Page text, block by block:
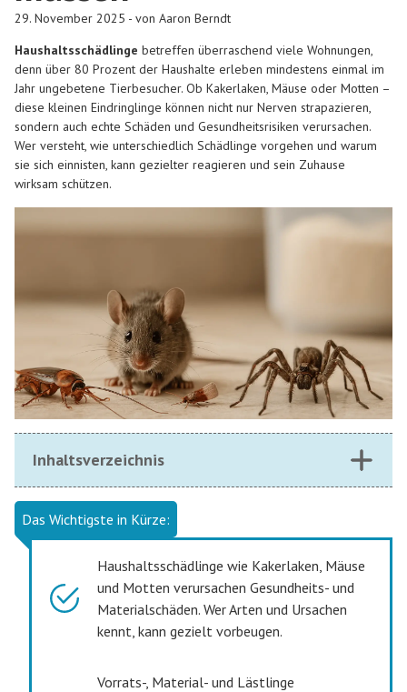
29. November 2025 - von Aaron Berndt
Haushaltsschädlinge betreffen überraschend viele Wohnungen,
denn über 80 Prozent der Haushalte erleben mindestens einmal im
Jahr ungebetene Tierbesucher. Ob Kakerlaken, Mäuse oder Motten –
diese kleinen Eindringlinge können nicht nur Nerven strapazieren,
sondern auch echte Schäden und Gesundheitsrisiken verursachen.
Wer versteht, wie unterschiedlich Schädlinge vorgehen und warum
sie sich einnisten, kann gezielter reagieren und sein Zuhause
wirksam schützen.
Inhaltsverzeichnis
Das Wichtigste in Kürze:
Haushaltsschädlinge wie Kakerlaken, Mäuse
und Motten verursachen Gesundheits- und
Materialschäden. Wer Arten und Ursachen
kennt, kann gezielt vorbeugen.
Vorrats-, Material- und Lästlinge